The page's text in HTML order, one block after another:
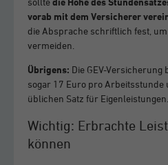
vorab mit dem Versicherer
die Absprache schriftlich fest,
vermeiden.
Übrigens: Die GEV-
sogar 17 Euro pro Arbeitsstunde
üblichen Satz für Eigenleistungen.
Wichtig: Erbrachte
können